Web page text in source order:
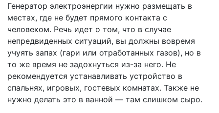
Генератор электроэнергии нужно размещать в
местах, где не будет прямого контакта с
человеком. Речь идет о том, что в случае
непредвиденных ситуаций, вы должны вовремя
учуять запах (гари или отработанных газов), но в
то же время не задохнуться из-за него. Не
рекомендуется устанавливать устройство в
спальнях, игровых, гостевых комнатах. Также не
нужно делать это в ванной — там слишком сыро.